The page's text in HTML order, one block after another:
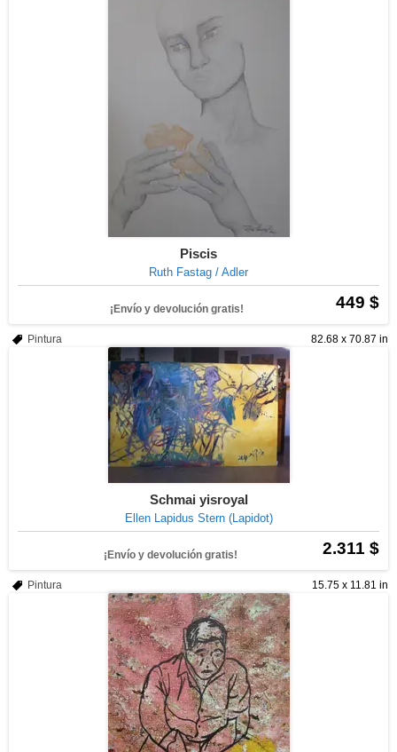
Piscis
Ruth Fastag / Adler
449 $
¡Envío y devolución gratis!
82.68 x 70.87 in
Pintura
Schmai yisroyal
Ellen Lapidus Stern (Lapidot)
2.311 $
¡Envío y devolución gratis!
15.75 x 11.81 in
Pintura